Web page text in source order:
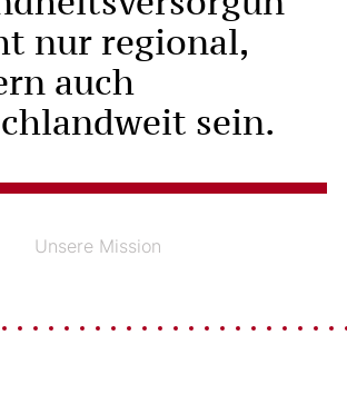
nur regional,
auch
sein.
Unsere Mission